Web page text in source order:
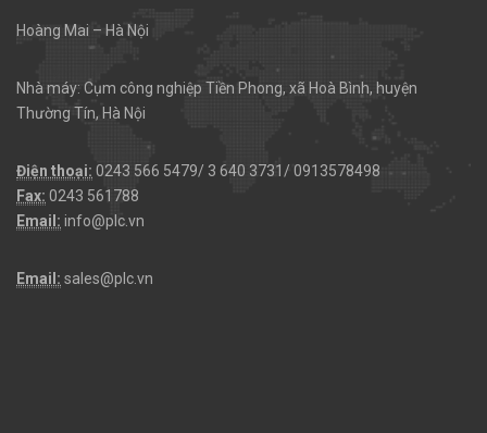
Hoàng Mai – Hà Nội
Nhà máy: Cụm công nghiệp Tiền Phong, xã Hoà Bình, huyện
Thường Tín, Hà Nội
Điện thoại: 0243 566 5479/ 3 640 3731/ 0913578498
Fax: 0243 561788
Email: info@plc.vn
Email: sales@plc.vn